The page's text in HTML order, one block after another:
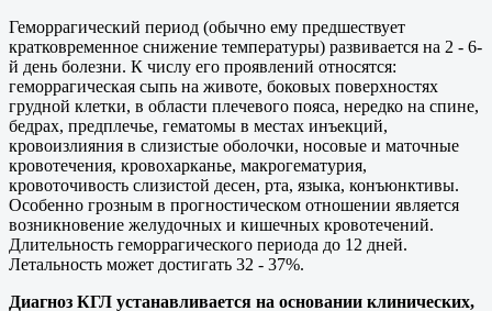
Геморрагический период (обычно ему предшествует
кратковременное снижение температуры) развивается на 2 - 6-
й день болезни. К числу его проявлений относятся:
геморрагическая сыпь на животе, боковых поверхностях
грудной клетки, в области плечевого пояса, нередко на спине,
бедрах, предплечье, гематомы в местах инъекций,
кровоизлияния в слизистые оболочки, носовые и маточные
кровотечения, кровохарканье, макрогематурия,
кровоточивость слизистой десен, рта, языка, конъюнктивы.
Особенно грозным в прогностическом отношении является
возникновение желудочных и кишечных кровотечений.
Длительность геморрагического периода до 12 дней.
Летальность может достигать 32 - 37%.
Диагноз КГЛ устанавливается на основании клинических,